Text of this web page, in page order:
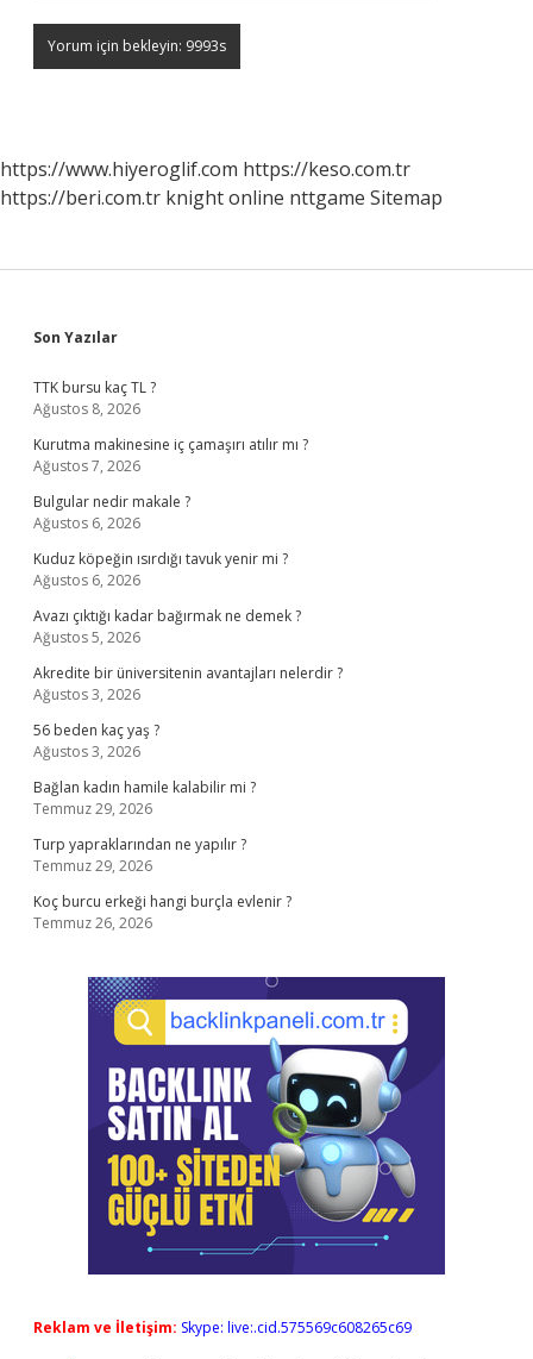
https://www.hiyeroglif.com https://keso.com.tr
https://beri.com.tr knight online nttgame Sitemap
Sidebar
Son Yazılar
TTK bursu kaç TL ?
Ağustos 8, 2026
Kurutma makinesine iç çamaşırı atılır mı ?
Ağustos 7, 2026
Bulgular nedir makale ?
Ağustos 6, 2026
Kuduz köpeğin ısırdığı tavuk yenir mi ?
Ağustos 6, 2026
Avazı çıktığı kadar bağırmak ne demek ?
Ağustos 5, 2026
Akredite bir üniversitenin avantajları nelerdir ?
Ağustos 3, 2026
56 beden kaç yaş ?
Ağustos 3, 2026
Bağlan kadın hamile kalabilir mi ?
Temmuz 29, 2026
Turp yapraklarından ne yapılır ?
Temmuz 29, 2026
Koç burcu erkeği hangi burçla evlenir ?
Temmuz 26, 2026
Reklam ve İletişim: Skype: live:.cid.575569c608265c69